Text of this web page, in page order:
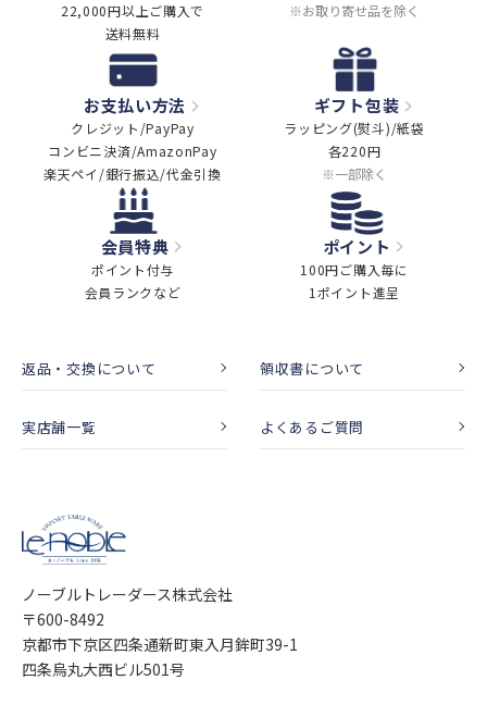
22,000円以上ご購入で
送料無料
※お取り寄せ品を除く
お支払い方法
クレジット/PayPay
コンビニ決済/AmazonPay
楽天ペイ/銀行振込/代金引換
ギフト包装
ラッピング(熨斗)/紙袋
各220円
※一部除く
会員特典
ポイント付与
会員ランクなど
ポイント
100円ご購入毎に
1ポイント進呈
返品・交換について 領収書について
実店舗一覧 よくあるご質問
ノーブルトレーダース株式会社
〒600-8492
京都市下京区四条通新町東入月鉾町39-1
四条烏丸大西ビル501号